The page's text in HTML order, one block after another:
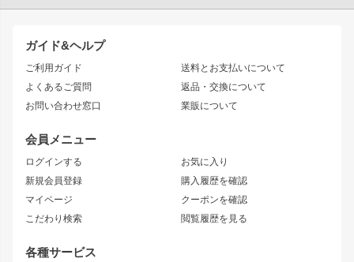
ガイド&ヘルプ
ご利用ガイド
よくあるご質問
お問い合わせ窓口
送料とお支払いについて
返品・交換について
業販について
会員メニュー
ログインする
新規会員登録
マイページ
こだわり検索
お気に入り
購入履歴を確認
クーポンを確認
閲覧履歴を見る
各種サービス
JZX90 CHASER
JZX110 MARK II
JZX100 MARK II
JZX90 MARK II
トレノ
マークX
アリスト
ソアラ
アルテッツァ
ニッサン
S15 シルビア
S14 シルビア 後期
ワンビア
エアロシリーズ
ドリフトライン
風神
雷神
レーシングライン
アタックライン
ストリームライン
リアウイング